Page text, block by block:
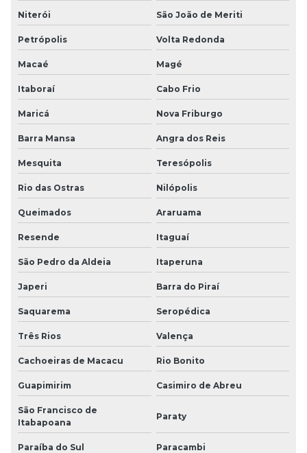
Niterói São João de Meriti
Petrópolis Volta Redonda
Macaé Magé
Itaboraí Cabo Frio
Maricá Nova Friburgo
Barra Mansa Angra dos Reis
Mesquita Teresópolis
Rio das Ostras Nilópolis
Queimados Araruama
Resende Itaguaí
São Pedro da Aldeia Itaperuna
Japeri Barra do Piraí
Saquarema Seropédica
Três Rios Valença
Cachoeiras de Macacu Rio Bonito
Guapimirim Casimiro de Abreu
São Francisco de
Itabapoana
Paraty
Paraíba do Sul Paracambi